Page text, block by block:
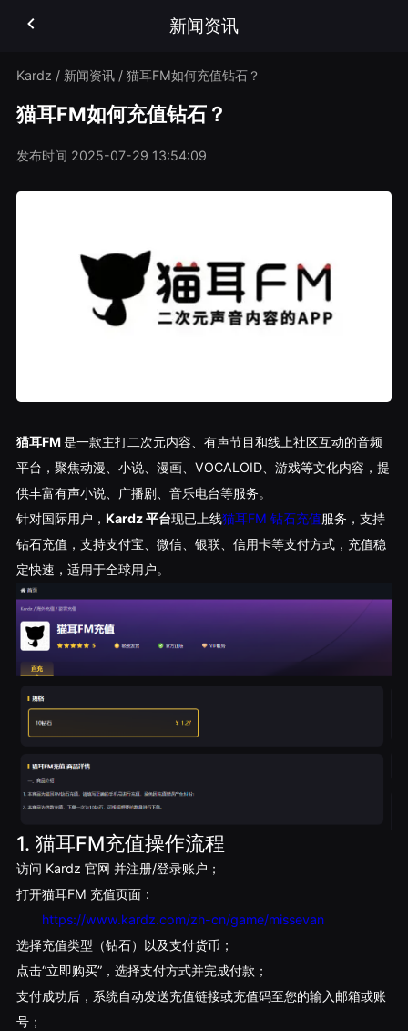
新闻资讯
Kardz / 新闻资讯 / 猫耳FM如何充值钻石？
猫耳FM如何充值钻石？
发布时间 2025-07-29 13:54:09
猫耳FM是一款主打二次元内容、有声节目和线上社区互动的音频
平台，聚焦动漫、小说、漫画、VOCALOID、游戏等文化内容，提
供丰富有声小说、广播剧、音乐电台等服务。
针对国际用户， Kardz 平台现已上线猫耳FM 钻石充值服务，支持
钻石充值，支持支付宝、微信、银联、信用卡等支付方式，充值稳
定快速，适用于全球用户。
1. 猫耳FM充值操作流程
访问 Kardz 官网 并注册/登录账户；
打开猫耳FM 充值页面：
https://www.kardz.com/zh-cn/game/missevan
选择充值类型（钻石）以及支付货币；
点击“立即购买”，选择支付方式并完成付款；
支付成功后，系统自动发送充值链接或充值码至您的输入邮箱或账
号；